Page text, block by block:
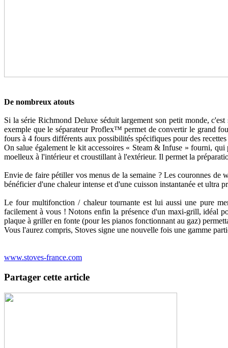
De nombreux atouts
Si la série Richmond Deluxe séduit largement son petit monde,
exemple que le séparateur Proflex™ permet de convertir le grand
fours à 4 fours différents aux possibilités spécifiques pour des
On salue également le kit accessoires « Steam & Infuse » fourni,
moelleux à l'intérieur et croustillant à l'extérieur. Il permet la
Envie de faire pétiller vos menus de la semaine ? Les couronnes
bénéficier d'une chaleur intense et d'une cuisson instantanée et ultra
Le four multifonction / chaleur tournante est lui aussi une pure
facilement à vous ! Notons enfin la présence d'un maxi-grill, idéal
plaque à griller en fonte (pour les pianos fonctionnant au gaz)
Vous l'aurez compris, Stoves signe une nouvelle fois une gamme
www.stoves-france.com
Partager cette article